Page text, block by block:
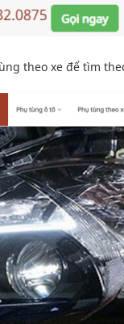
theo xe để tìm